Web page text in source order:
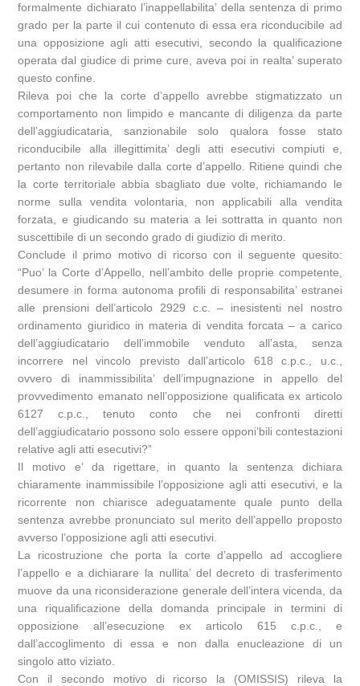
formalmente dichiarato l’inappellabilita’ della sentenza di primo
grado per la parte il cui contenuto di essa era riconducibile ad
una opposizione agli atti esecutivi, secondo la qualificazione
operata dal giudice di prime cure, aveva poi in realta’ superato
questo confine.
Rileva poi che la corte d’appello avrebbe stigmatizzato un
comportamento non limpido e mancante di diligenza da parte
dell’aggiudicataria, sanzionabile solo qualora fosse stato
riconducibile alla illegittimita’ degli atti esecutivi compiuti e,
pertanto non rilevabile dalla corte d’appello. Ritiene quindi che
la corte territoriale abbia sbagliato due volte, richiamando le
norme sulla vendita volontaria, non applicabili alla vendita
forzata, e giudicando su materia a lei sottratta in quanto non
suscettibile di un secondo grado di giudizio di merito.
Conclude il primo motivo di ricorso con il seguente quesito:
“Puo’ la Corte d’Appello, nell’ambito delle proprie competente,
desumere in forma autonoma profili di responsabilita’ estranei
alle prensioni dell’articolo 2929 c.c. – inesistenti nel nostro
ordinamento giuridico in materia di vendita forcata – a carico
dell’aggiudicatario dell’immobile venduto all’asta, senza
incorrere nel vincolo previsto dall’articolo 618 c.p.c., u.c.,
ovvero di inammissibilita’ dell’impugnazione in appello del
provvedimento emanato nell’opposizione qualificata ex articolo
6127 c.p.c., tenuto conto che nei confronti diretti
dell’aggiudicatario possono solo essere opponi’bili contestazioni
relative agli atti esecutivi?”
Il motivo e’ da rigettare, in quanto la sentenza dichiara
chiaramente inammissibile l’opposizione agli atti esecutivi, e la
ricorrente non chiarisce adeguatamente quale punto della
sentenza avrebbe pronunciato sul merito dell’appello proposto
avverso l’opposizione agli atti esecutivi.
La ricostruzione che porta la corte d’appello ad accogliere
l’appello e a dichiarare la nullita’ del decreto di trasferimento
muove da una riconsiderazione generale dell’intera vicenda, da
una riqualificazione della domanda principale in termini di
opposizione all’esecuzione ex articolo 615 c.p.c., e
dall’accoglimento di essa e non dalla enucleazione di un
singolo atto viziato.
Con il secondo motivo di ricorso la (OMISSIS) rileva la